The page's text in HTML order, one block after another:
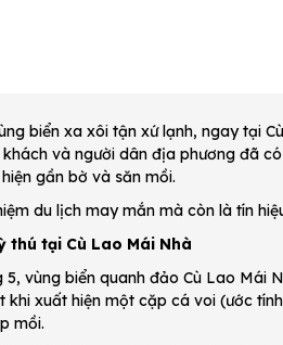
biển xa xôi tận xứ lạnh, ngay tại
khách và người dân địa phương đã
gần bờ và săn mồi.
du lịch may mắn mà còn là tín
thú tại Cù Lao Mái Nhà
vùng biển quanh đảo Cù Lao Mái
khi xuất hiện một cặp cá voi (ước
mồi.